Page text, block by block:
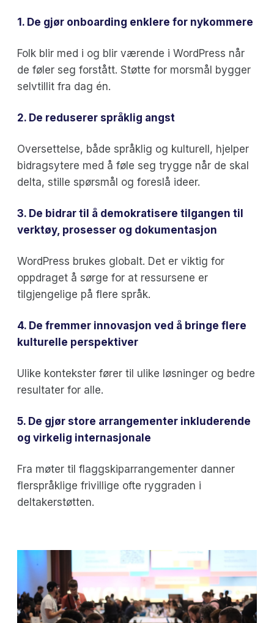
1. De gjør onboarding enklere for nykommere
Folk blir med i og blir værende i WordPress når
de føler seg forstått. Støtte for morsmål bygger
selvtillit fra dag én.
2. De reduserer språklig angst
Oversettelse, både språklig og kulturell, hjelper
bidragsytere med å føle seg trygge når de skal
delta, stille spørsmål og foreslå ideer.
3. De bidrar til å demokratisere tilgangen til
verktøy, prosesser og dokumentasjon
WordPress brukes globalt. Det er viktig for
oppdraget å sørge for at ressursene er
tilgjengelige på flere språk.
4. De fremmer innovasjon ved å bringe flere
kulturelle perspektiver
Ulike kontekster fører til ulike løsninger og bedre
resultater for alle.
5. De gjør store arrangementer inkluderende
og virkelig internasjonale
Fra møter til flaggskiparrangementer danner
flerspråklige frivillige ofte ryggraden i
deltakerstøtten.